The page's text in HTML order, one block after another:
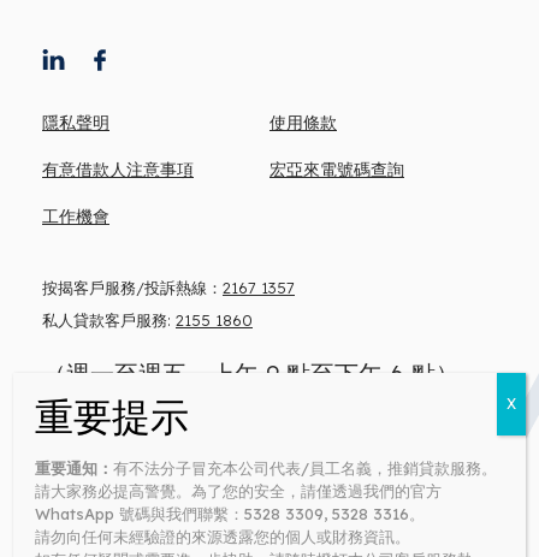
按揭客戶服務/投訴熱線： 2167 1357
私人貸款客戶服務: 2155 1860
（週一至週五，上午 9 點至下午 6 點）
Money lender’s license no: 0371/2026
隱私聲明 使用條款
有意借款人注意事項 宏亞來電號碼查詢
工作機會
重要通知：有不法分子冒充本公司代表/員工名義，推銷貸款服務。
請大家務必提高警覺。為了您的安全，請僅透過我們的官方
WhatsApp 號碼與我們聯繫：5328 3309, 5328 3316。
請勿向任何未經驗證的來源透露您的個人或財務資訊。